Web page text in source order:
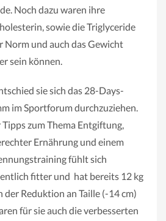
Noch dazu waren ihre
sowie die Triglyceride
Norm und auch das Gewicht
sein können.
sie sich das 28-Days-
im Sportforum durchzuziehen.
Tipps zum Thema Entgiftung,
Ernährung und einem
fühlt sich
fitter und hat bereits 12 kg
der Reduktion an Taille (-14 cm)
für sie auch die verbesserten